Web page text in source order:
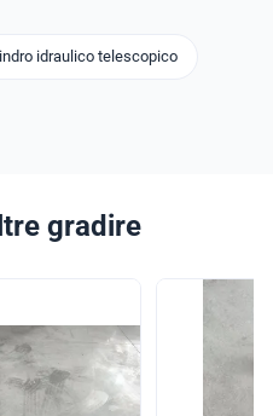
idraulico telescopico
gradire